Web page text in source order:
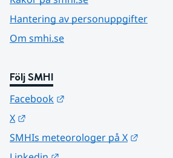
Hantering av personuppgifter
Om smhi.se
Följ SMHI
Facebook
X
SMHIs meteorologer på X